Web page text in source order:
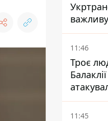
11:46
Троє
11:45